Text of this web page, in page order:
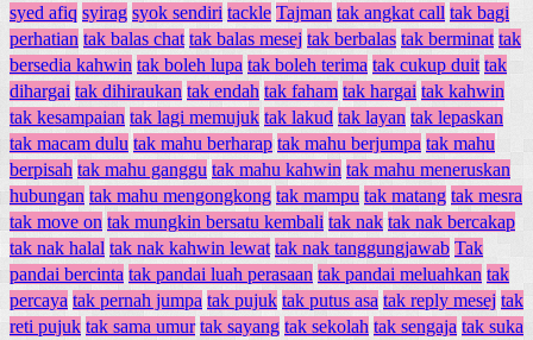
syed afiq syirag syok sendiri tackle Tajman tak angkat call tak bagi
perhatian tak balas chat tak balas mesej tak berbalas tak berminat tak
bersedia kahwin tak boleh lupa tak boleh terima tak cukup duit tak
dihargai tak dihiraukan tak endah tak faham tak hargai tak kahwin
tak kesampaian tak lagi memujuk tak lakud tak layan tak lepaskan
tak macam dulu tak mahu berharap tak mahu berjumpa tak mahu
berpisah tak mahu ganggu tak mahu kahwin tak mahu meneruskan
hubungan tak mahu mengongkong tak mampu tak matang tak mesra
tak move on tak mungkin bersatu kembali tak nak tak nak bercakap
tak nak halal tak nak kahwin lewat tak nak tanggungjawab Tak
pandai bercinta tak pandai luah perasaan tak pandai meluahkan tak
percaya tak pernah jumpa tak pujuk tak putus asa tak reply mesej tak
reti pujuk tak sama umur tak sayang tak sekolah tak sengaja tak suka